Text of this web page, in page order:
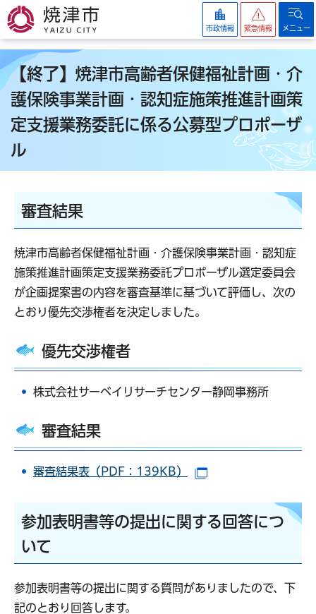
焼津市
市政情報 緊急情報 メニュー
【終了】焼津市高齢者保健福祉計画・介
護保険事業計画・認知症施策推進計画策
定支援業務委託に係る公募型プロポーザ
ル
審査結果
焼津市高齢者保健福祉計画・介護保険事業計画・認知症
施策推進計画策定支援業務委託プロポーザル選定委員会
が企画提案書の内容を審査基準に基づいて評価し、次の
とおり優先交渉権者を決定しました。
優先交渉権者
株式会社サーベイリサーチセンター静岡事務所
審査結果
審査結果表（PDF：139KB）
参加表明書等の提出に関する回答につ
いて
参加表明書等の提出に関する質問がありましたので、下
記のとおり回答します。